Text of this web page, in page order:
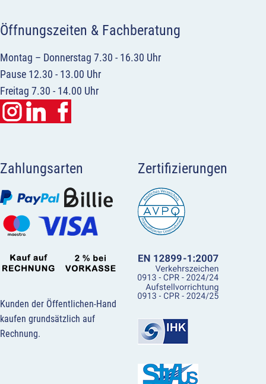
Öffnungszeiten & Fachberatung
Montag – Donnerstag 7.30 - 16.30 Uhr
Pause 12.30 - 13.00 Uhr
Freitag 7.30 - 14.00 Uhr
Zahlungsarten
Kunden der Öffentlichen-Hand
kaufen grundsätzlich auf
Rechnung.
Zertifizierungen